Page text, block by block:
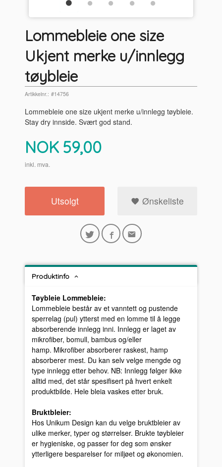
Lommebleie one size
Ukjent merke u/innlegg
tøybleie
Artikkelnr.: #14756
Lommebleie one size ukjent merke u/innlegg tøybleie.
Stay dry innside. Svært god stand.
Pris
NOK 59,00
inkl. mva.
Utsolgt Ønskeliste
Produktinfo
Tøybleie Lommebleie:
Lommebleie består av et vanntett og pustende
sperrelag (pul) ytterst med en lomme til å legge
absorberende innlegg inni. Innlegg er laget av
mikrofiber, bomull, bambus og/eller
hamp. Mikrofiber absorberer raskest, hamp
absorberer mest. Du kan selv velge mengde og
type innlegg etter behov. NB: Innlegg følger ikke
alltid med, det står spesifisert på hvert enkelt
produktbilde. Hele bleia vaskes etter bruk.
Bruktbleier:
Hos Unikum Design kan du velge bruktbleier av
ulike merker, typer og størrelser. Brukte tøybleier
er hygieniske, og passer for deg som ønsker
ytterligere besparelser for miljøet og økonomien.